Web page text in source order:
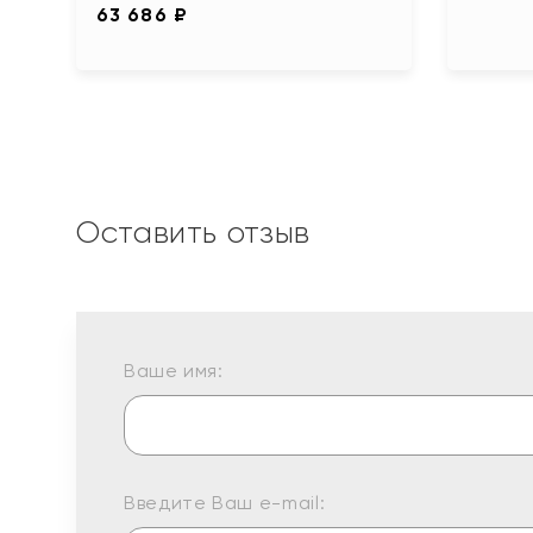
63 686 ₽
Оставить отзыв
Ваше имя:
Введите Ваш e-mail: